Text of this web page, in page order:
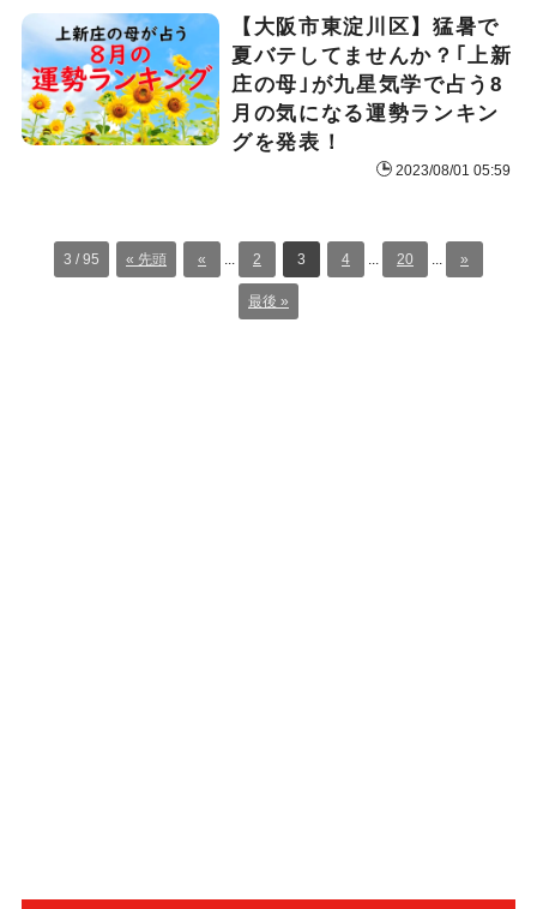
【大阪市東淀川区】猛暑で
夏バテしてませんか？｢上新
庄の母｣が九星気学で占う8
月の気になる運勢ランキン
グを発表！
2023/08/01 05:59
3 / 95 « 先頭 « ... 2 3 4 ... 20 ... »
最後 »